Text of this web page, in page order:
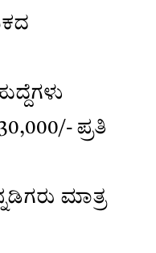
ಪ್ರತಿ
ಮಾತ್ರ